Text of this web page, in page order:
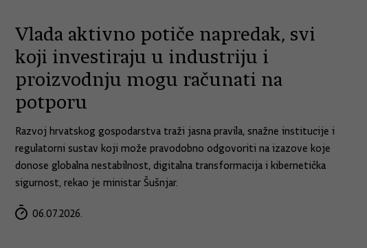
Vlada aktivno potiče napredak, svi
koji investiraju u industriju i
proizvodnju mogu računati na
potporu
Razvoj hrvatskog gospodarstva traži jasna pravila, snažne institucije i
regulatorni sustav koji može pravodobno odgovoriti na izazove koje
donose globalna nestabilnost, digitalna transformacija i kibernetička
sigurnost, rekao je ministar Šušnjar.
06.07.2026.